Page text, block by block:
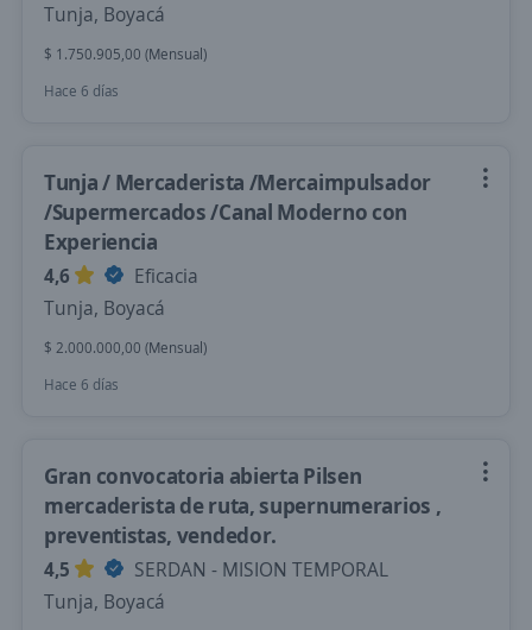
Tunja, Boyacá
$ 1.750.905,00 (Mensual)
Hace 6 días
Tunja / Mercaderista /Mercaimpulsador
/Supermercados /Canal Moderno con
Experiencia
4,6
Eficacia
Tunja, Boyacá
$ 2.000.000,00 (Mensual)
Hace 6 días
Gran convocatoria abierta Pilsen
mercaderista de ruta, supernumerarios ,
preventistas, vendedor.
4,5
SERDAN - MISION TEMPORAL
Tunja, Boyacá